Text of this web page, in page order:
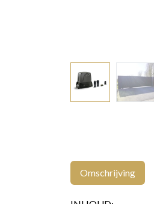
Omschrijving